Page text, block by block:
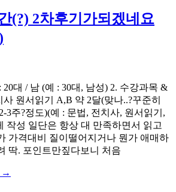
(?) 2차후기가되겠네요
20대 / 남 (예 : 30대, 남성) 2. 수강과목 &
원서읽기 A,B 약 2달(맞나..?꾸준히
3주?정도)(예 : 문법, 전치사, 원서읽기,
작성 일단은 항상 대 만족하면서 읽고
가격대비 질이떨어지거나 뭔가 애매하
딱. 포인트만짚다보니 처음
→